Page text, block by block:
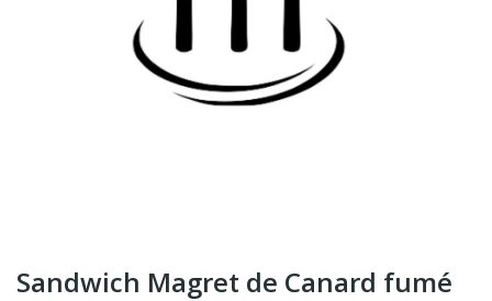
Sandwich Magret de Canard fumé